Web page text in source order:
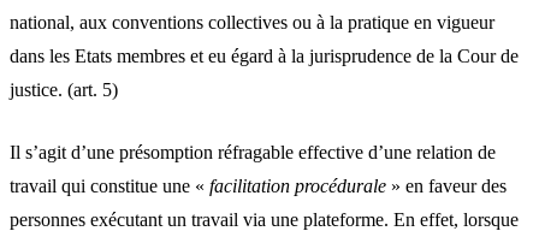
national, aux conventions collectives ou à la pratique en vigueur
dans les Etats membres et eu égard à la jurisprudence de la Cour de
justice. (art. 5)
Il s’agit d’une présomption réfragable effective d’une relation de
travail qui constitue une « facilitation procédurale » en faveur des
personnes exécutant un travail via une plateforme. En effet, lorsque